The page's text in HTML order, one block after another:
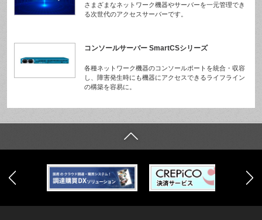
さまざまなネットワーク機器やサーバーを一元管理でき
る次世代のアクセスサーバーです。
コンソールサーバー SmartCSシリーズ
各種ネットワーク機器のコンソールポートを統合・収容
し、障害発生時にも機器にアクセスできるライフライン
の構築を容易に。